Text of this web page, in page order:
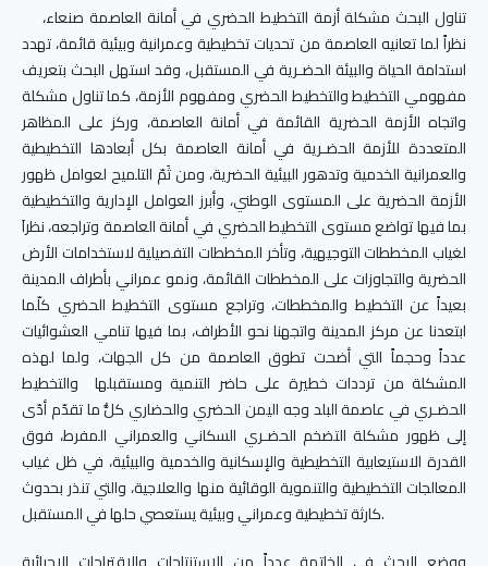
تناول البحث مشكلة أزمة التخطيط الحضري في أمانة العاصمة صنعاء،
نظراً لما تعانيه العاصمة من تحديات تخطيطية وعمرانية وبيئية قائمة، تهدد
استدامة الحياة والبيئة الحضـرية في المستقبل، وقد استهل البحث بتعريف
مفهومي التخطيط والتخطيط الحضري ومفهوم الأزمة، كما تناول مشكلة
واتجاه الأزمة الحضرية القائمة في أمانة العاصمة، وركز على المظاهر
المتعددة للأزمة الحضـرية في أمانة العاصمة بكل أبعادها التخطيطية
والعمرانية الخدمية وتدهور البيئية الحضرية، ومن ثَمّ التلميح لعوامل ظهور
الأزمة الحضرية على المستوى الوطني، وأبرز العوامل الإدارية والتخطيطية
بما فيها تواضع مستوى التخطيط الحضري في أمانة العاصمة وتراجعه، نظراَ
لغياب المخططات التوجيهية، وتأخر المخططات التفصيلية لاستخدامات الأرض
الحضرية والتجاوزات على المخططات القائمة، ونمو عمراني بأطراف المدينة
بعيداً عن التخطيط والمخططات، وتراجع مستوى التخطيط الحضري كلّما
ابتعدنا عن مركز المدينة واتجهنا نحو الأطراف، بما فيها تنامي العشوائيات
عدداً وحجماً التي أضحت تطوق العاصمة من كل الجهات، ولما لهذه
المشكلة من ترددات خطيرة على حاضر التنمية ومستقبلها والتخطيط
الحضـري في عاصمة البلد وجه اليمن الحضري والحضاري كلُّ ما تقدّم أدّى
إلى ظهور مشكلة التضخم الحضـري السكاني والعمراني المفرط، فوق
القدرة الاستيعابية التخطيطية والإسكانية والخدمية والبيئية، في ظل غياب
المعالجات التخطيطية والتنموية الوقائية منها والعلاجية، والتي تنذر بحدوث
كارثة تخطيطية وعمراني وبيئية يستعصي حلها في المستقبل.